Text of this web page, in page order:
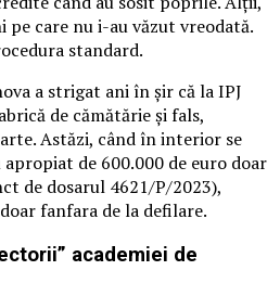
pe care nu i-au văzut vreodată.
standard.
a strigat ani în șir că la IPJ
de cămătărie și fals,
Astăzi, când în interior se
de 600.000 de euro doar
de dosarul 4621/P/2023),
fanfara de la defilare.
academiei de